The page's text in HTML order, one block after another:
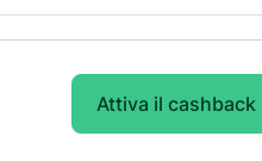
Attiva il cashback